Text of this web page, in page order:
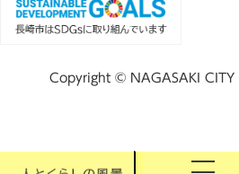
Copyright © NAGASAKI CITY